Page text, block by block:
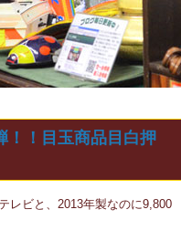
！！目玉商品目白押
レビと、2013年製なのに9,800